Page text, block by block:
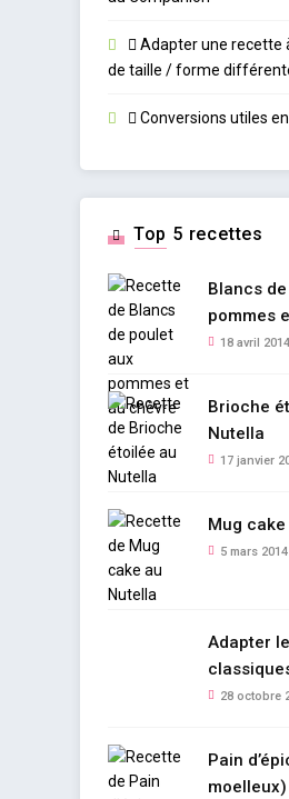
Adapter une recette
de taille / forme
Conversions utiles
Top 5 recettes
Blancs
pommes
18 avril 2014
Brioche
Nutella
17 janvier
Mug
5 mars 2014
Adapter
28 octobre
Pain
moelleux)